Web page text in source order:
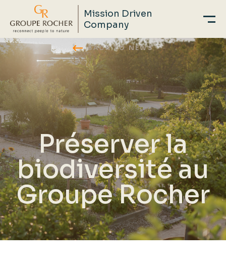
Skip
to
main
content
Mission Driven
Company
BACK TO NEWS
Préserver la
biodiversité au
Groupe Rocher